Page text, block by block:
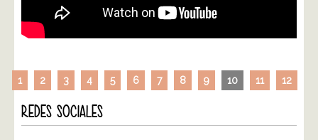
1 2 3 4 5 6 7 8 9 10 11 12
REDES SOCIALES